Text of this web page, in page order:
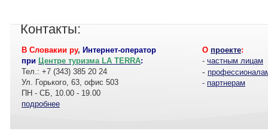
Контакты:
В Словакии ру, Интернет-оператор
при Центре туризма LA TERRA:
Тел.: +7 (343) 385 20 24
Ул. Горького, 63, офис 503
ПН - СБ, 10.00 - 19.00
подробнее
О проекте:
- частным лицам
-
- партнерам